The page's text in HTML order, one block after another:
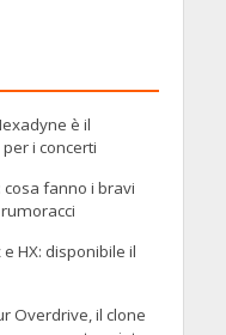
è il
i concerti
fanno i bravi
HX: disponibile il
Overdrive, il clone